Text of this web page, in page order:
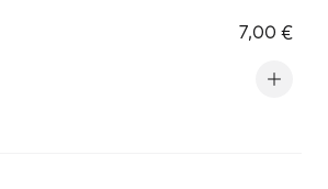
7,00 €